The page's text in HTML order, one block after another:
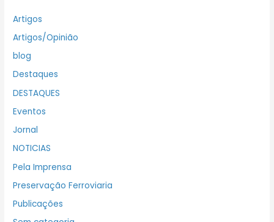
Artigos
Artigos/Opinião
blog
Destaques
DESTAQUES
Eventos
Jornal
NOTICIAS
Pela Imprensa
Preservação Ferroviaria
Publicações